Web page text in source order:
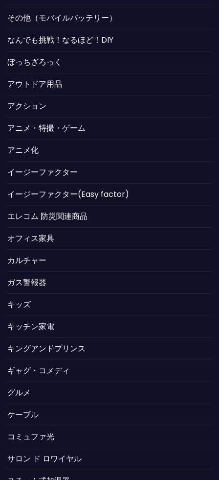
その他（モバイルバッテリー）
なんでも挑戦！なるほど！DIY
ぼっちざろっく
アウトドア用品
アクション
アニメ・特撮・ゲーム
アニメ化
イージーファクター
イージーファクター(Easy factor)
エレコム 防災関連商品
オフィス家具
カルチャー
ガス警報器
キッズ
キッチン家電
キングアンドプリンス
ギャグ・コメディ
グルメ
ケーブル
コミュファ光
サロン ド ロワイヤル